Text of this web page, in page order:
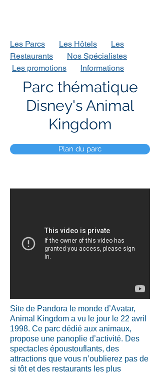
Les Parcs Les Hôtels
Les
Restaurants
Nos Spécialistes
Les promotions Informations
Parc thématique
Disney's Animal
Kingdom
Plan du parc
Site de Pandora le monde d’Avatar,
Animal Kingdom a vu le jour le 22 avril
1998. Ce parc dédié aux animaux,
propose une panoplie d’activité. Des
spectacles époustouflants, des
attractions que vous n’oublierez pas de
si tôt et des restaurants les plus